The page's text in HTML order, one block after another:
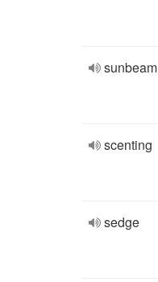
sunbeam
scenting
sedge